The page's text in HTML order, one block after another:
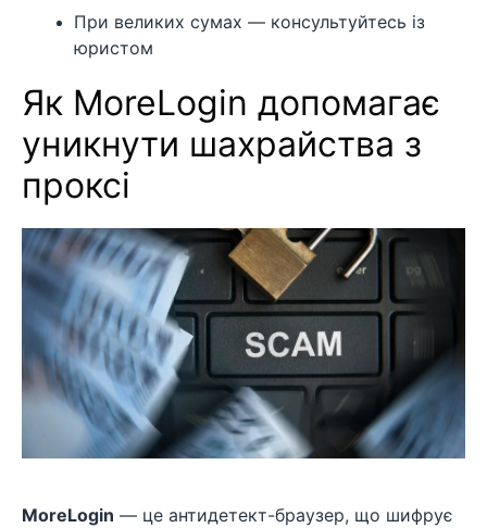
При великих сумах — консультуйтесь із
юристом
Як MoreLogin допомагає
уникнути шахрайства з
проксі
MoreLogin — це антидетект-браузер, що шифрує